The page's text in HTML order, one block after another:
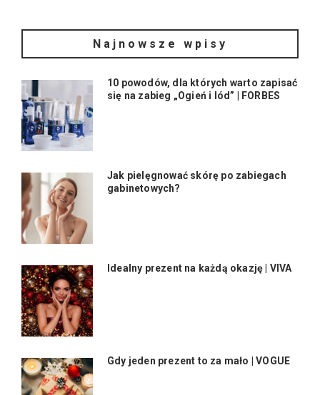
Najnowsze wpisy
10 powodów, dla których warto zapisać
się na zabieg „Ogień i lód” | FORBES
Jak pielęgnować skórę po zabiegach
gabinetowych?
Idealny prezent na każdą okazję | VIVA
Gdy jeden prezent to za mało | VOGUE